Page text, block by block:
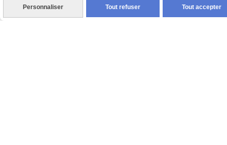
Votre Email
Personnaliser Tout refuser Tout accepter